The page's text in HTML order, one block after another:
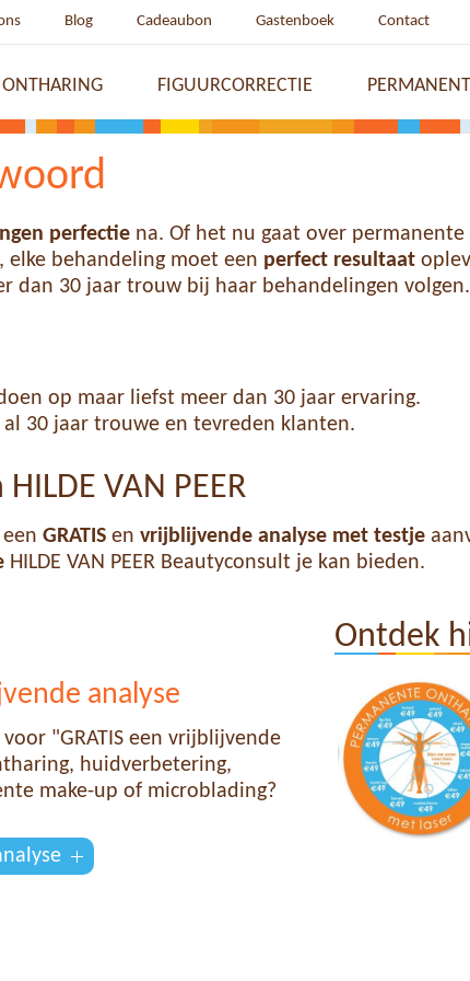
Blog Cadeaubon Gastenboek Contact
FIGUURCORRECTIE
perfectie na. Of het nu gaat over permanente
behandeling moet een perfect resultaat
dan 30 jaar trouw bij haar behandelingen volgen.
op maar liefst meer dan 30 jaar ervaring.
al 30 jaar trouwe en tevreden klanten.
VAN PEER
GRATIS en vrijblijvende analyse met testje
HILDE VAN PEER Beautyconsult je kan bieden.
analyse
"GRATIS een vrijblijvende
huidverbetering,
make-up of microblading?
Ontdek